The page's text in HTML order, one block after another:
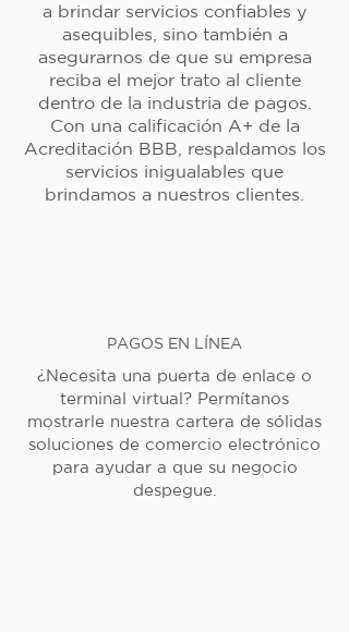
a brindar servicios confiables y
asequibles, sino también a
asegurarnos de que su empresa
reciba el mejor trato al cliente
dentro de la industria de pagos.
Con una calificación A+ de la
Acreditación BBB, respaldamos los
servicios inigualables que
brindamos a nuestros clientes.
PAGOS EN LÍNEA
¿Necesita una puerta de enlace o
terminal virtual? Permítanos
mostrarle nuestra cartera de sólidas
soluciones de comercio electrónico
para ayudar a que su negocio
despegue.